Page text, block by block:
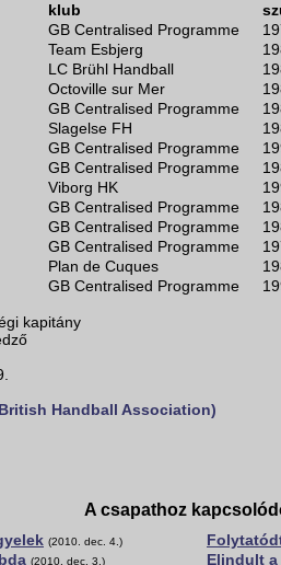
klub
GB Centralised Programme
Team Esbjerg
LC Brühl Handball
Octoville sur Mer
GB Centralised Programme
Slagelse FH
GB Centralised Programme
GB Centralised Programme
Viborg HK
GB Centralised Programme
GB Centralised Programme
GB Centralised Programme
Plan de Cuques
GB Centralised Programme
kapitány
Handball Association)
A csapathoz
(2010. dec. 4.)
(2010. dec. 3.)
Elindult